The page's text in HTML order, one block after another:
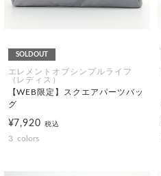
SOLDOUT
エレメントオブシンプルライフ
（レディス）
【WEB限定】スクエアパーツバッ
グ
¥7,920税込
3 colors